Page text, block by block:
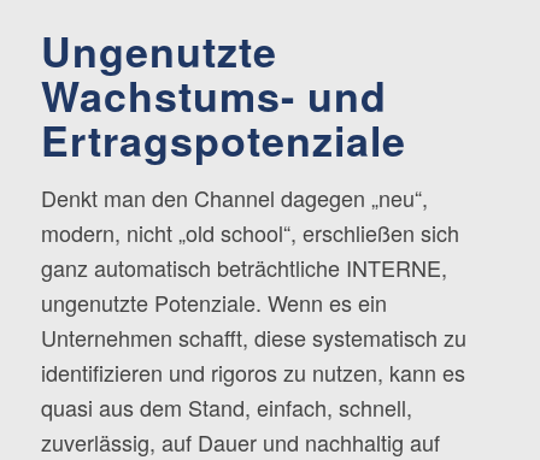
Ungenutzte
Wachstums- und
Ertragspotenziale
Denkt man den Channel dagegen „neu“,
modern, nicht „old school“, erschließen sich
ganz automatisch beträchtliche INTERNE,
ungenutzte Potenziale. Wenn es ein
Unternehmen schafft, diese systematisch zu
identifizieren und rigoros zu nutzen, kann es
quasi aus dem Stand, einfach, schnell,
zuverlässig, auf Dauer und nachhaltig auf